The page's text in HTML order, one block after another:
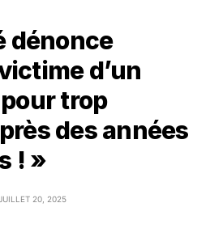
dénonce
d’un
pour trop
des années
! »
20, 2025